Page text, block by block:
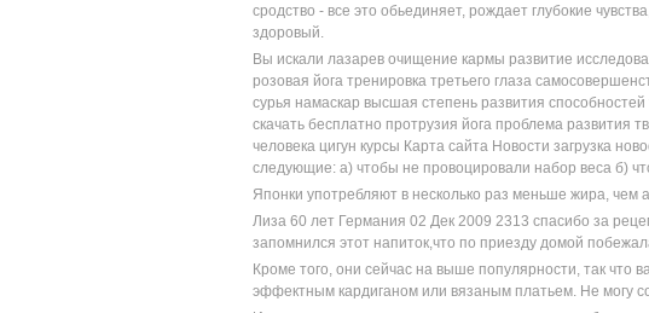
сродство - все это обьединяет, рождает глубокие
здоровый.
Вы искали лазарев очищение кармы развитие
розовая йога тренировка третьего глаза
сурья намаскар высшая степень развития
скачать бесплатно протрузия йога проблема развития
человека цигун курсы Карта сайта Новости загрузка
следующие: а) чтобы не провоцировали набор веса б)
Японки употребляют в несколько раз меньше жира,
Лиза 60 лет Германия 02 Дек 2009 2313 спасибо за
запомнился этот напиток,что по приезду домой
Кроме того, они сейчас на выше популярности, так что
эффектным кардиганом или вязаным платьем. Не могу